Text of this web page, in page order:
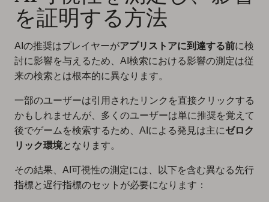
を証明する方法
AIの推奨はプレイヤーがアプリストアに到達する前に検
討に影響を与えるため、AI検索における影響の測定は従
来の検索とは根本的に異なります。
一部のユーザーは引用されたリンクを直接クリックする
かもしれませんが、多くのユーザーは単に推奨を覚えて
後でゲームを検索するため、AIによる発見は主にゼロク
リック環境となります。
その結果、AI可視性の測定には、以下を含む異なる先行
指標と遅行指標のセットが必要になります：